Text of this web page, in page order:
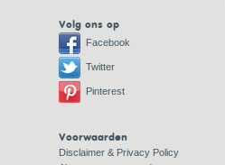
Volg ons op
Facebook
Twitter
Pinterest
Voorwaarden
Disclaimer & Privacy Policy